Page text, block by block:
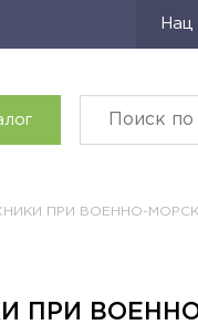
Нац
ПРИ ВОЕННО-
ПРИ